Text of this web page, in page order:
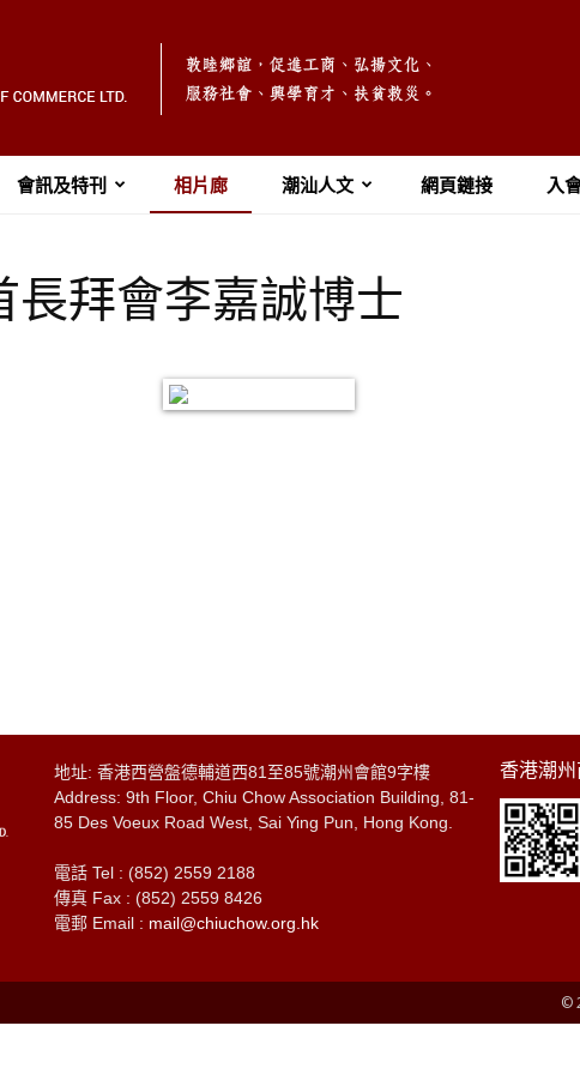
會訊及特刊 相片廊 潮汕人文 網頁鏈接 入
拜會李嘉誠博士
地址: 香港西營盤德輔道西81至85號潮州會館9字樓
Address: 9th Floor, Chiu Chow Association Building, 81-
85 Des Voeux Road West, Sai Ying Pun, Hong Kong.
電話 Tel : (852) 2559 2188
傳真 Fax : (852) 2559 8426
電郵 Email : mail@chiuchow.org.hk
香港潮
©